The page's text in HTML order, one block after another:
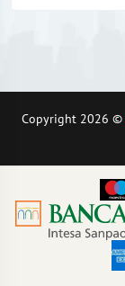
Copyright 2026 ©